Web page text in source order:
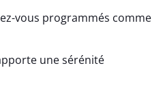
vous programmés comme
une sérénité